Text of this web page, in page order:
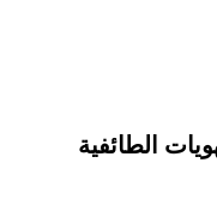
الطائفية